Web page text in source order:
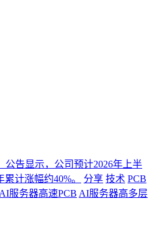
公告显示，公司预计2026年上半
计涨幅约40%。
分享 技术 PCB
AI服务器高速PCB AI服务器高多层